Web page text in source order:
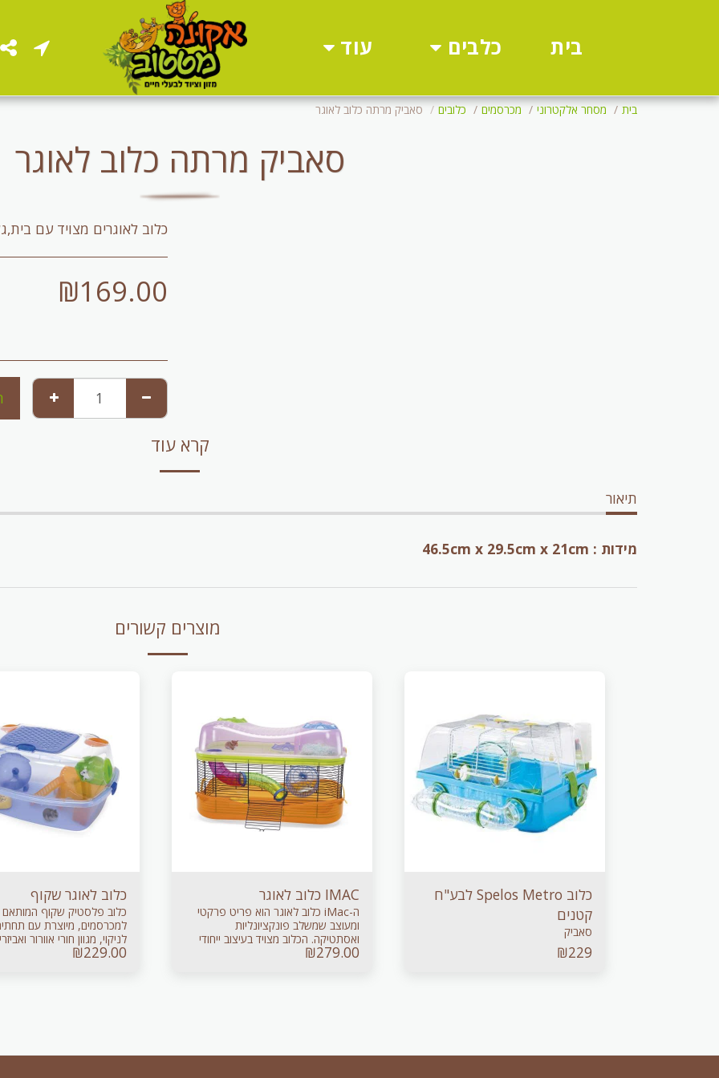
בית כלבים עוד
בית מסחר אלקטרוני מכרסמים כלובים סאביק מרתה כלוב לאוגר
סאביק מרתה כלוב לאוגר
כלוב לאוגרים מצויד עם
₪169.00
קרא עוד
תיאור
מידות : 46.5cm x 29.5cm x 21cm
מוצרים קשורים
כלוב Spelos Metro לבע"ח
קטנים
סאביק
₪229
IMAC כלוב לאוגר
ה-iMac כלוב לאוגר הוא פריט פרקטי
ומעוצב שמשלב פונקציונליות
ואסתטיקה. הכלוב מצויד בעיצוב ייחודי
המשמש למגורים יציבים ונעימים לאוגר.
₪279.00
כלוב לאוגר שקוף
כלוב פלסטיק שקוף המותאם
למכרסמים, מיוצרת עם
לניקוי, מגוון חורי אוורור
מיטבי.
₪229.00